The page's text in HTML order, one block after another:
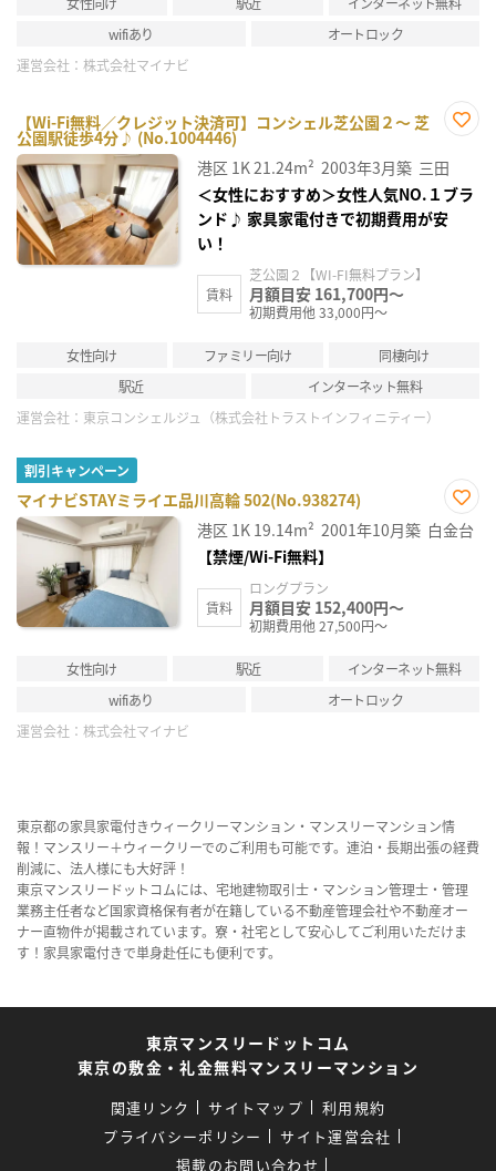
wifiあり
オートロック
運営会社： 株式会社マイナビ
【Wi-Fi無料／クレジット決済可】コンシェル芝公園２～ 芝
公園駅徒歩4分♪ (No.1004446)
に入
り登
録
港区 1K21.24m² 2003年3月築 三田
＜女性におすすめ＞女性人気NO.１ブラ
ンド♪ 家具家電付きで初期費用が安
い！
賃料
芝公園２【WI-FI無料プラン】
月額目安 161,700円～
初期費用他 33,000円～
女性向け ファミリー向け
同棲向け
駅近
インターネット無料
運営会社： 東京コンシェルジュ（株式会社トラストインフィニティー）
割引キャンペーン
マイナビSTAYミライエ品川高輪 502(No.938274)
お気
に入
港区 1K 19.14m² 2001年10月築 白金台
【禁煙/Wi-Fi無料】
賃料
ロングプラン
月額目安 152,400円～
初期費用他 27,500円～
女性向け 駅近
インターネット無料
wifiあり
オートロック
運営会社： 株式会社マイナビ
東京都の家具家電付きウィークリーマンション・マンスリーマンション情
報！マンスリー＋ウィークリーでのご利用も可能です。連泊・長期出張の経費
削減に、法人様にも大好評！
東京マンスリードットコムには、宅地建物取引士・マンション管理士・管理
業務主任者など国家資格保有者が在籍している不動産管理会社や不動産オー
ナー直物件が掲載されています。寮・社宅として安心してご利用いただけま
す！家具家電付きで単身赴任にも便利です。
東京マンスリードットコム
東京の敷金・礼金無料マンスリーマンション
関連リンク サイトマップ
利用規約
プライバシーポリシー
サイト運営会社
掲載のお問い合わせ